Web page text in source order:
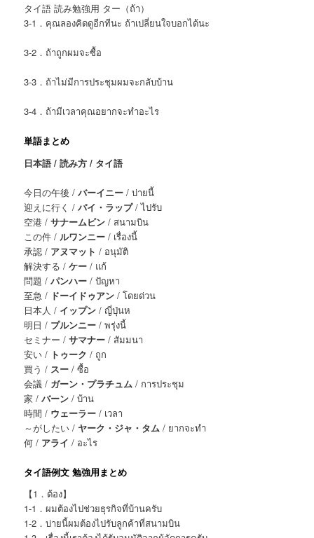
タイ語 読み勉強用 ター（ถ้า）
3-1．คุณลองคิดดูอีกทีนะ ถ้าเปลี่ยนใจบอกได้นะ
3-2．ถ้าถูกผมจะซื้อ
3-3．ถ้าไม่มีการประชุมผมจะกลับบ้าน
3-4．ถ้ามีเวลาคุณอยากจะทำอะไร
単語まとめ
日本語 / 読み方 / タイ語
今日の午後 /バーイニー / บ่ายนี้
迎えに行く /パイ・ラップ/ ไปรับ
空港 /サナームビン / สนามบิน
この件 / ルワンニー / เรื่องนี้
承認 / アヌマット / อนุมัติ
解決する /ケー / แก้
問題 /パンハー / ปัญหา
至急 / ドーイドゥアン / โดยด่วน
日本人 / イップン / ญี่ปุ่นห
明日 / プルンニー / พรุ่งนี้
セミナー /サマナー / สัมมนา
安い / トゥーク / ถูก
買う / スー / ซื้อ
会議 / ガーン・プラチュム / การประชุม
家 /バーン / บ้าน
時間 / ウェーラー / เวลา
～がしたい / ヤーク・ジャ・タム / ยากจะทำ
何 / アライ / อะไร
タイ語例文 勉強用まとめ
【1．ต้อง】
1-1．ผมต้องไปช่วยธุรกิจที่บ้านครับ
1-2．บ่ายนี้ผมต้องไปรับลูกค้าที่สนามบิน